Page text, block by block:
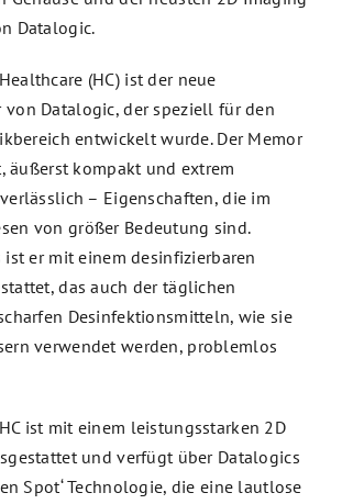
Datalogic.
(HC) ist der neue
Datalogic, der speziell für den
entwickelt wurde. Der Memor
äußerst kompakt und extrem
– Eigenschaften, die im
von größer Bedeutung sind.
ist er mit einem desinfizierbaren
das auch der täglichen
Desinfektionsmitteln, wie sie
verwendet werden, problemlos
ist mit einem leistungsstarken 2D
und verfügt über Datalogics
Spot‘ Technologie, die eine lautlose